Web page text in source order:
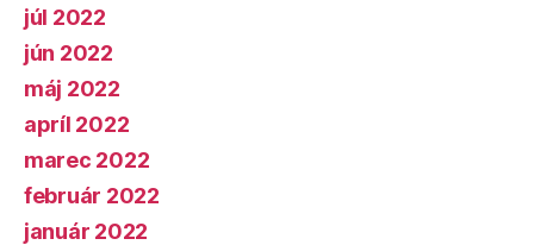
júl 2022
jún 2022
máj 2022
apríl 2022
marec 2022
február 2022
január 2022